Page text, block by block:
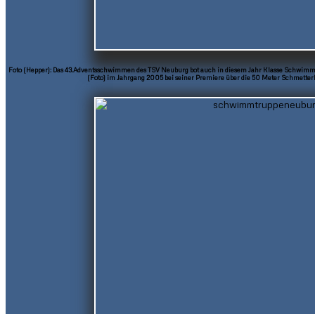
Foto (Hepper): Das 43.Adventsschwimmen des TSV Neuburg bot auch in diesem Jahr Klasse
(Foto) im Jahrgang 2005 bei seiner Premiere über die 50 Meter